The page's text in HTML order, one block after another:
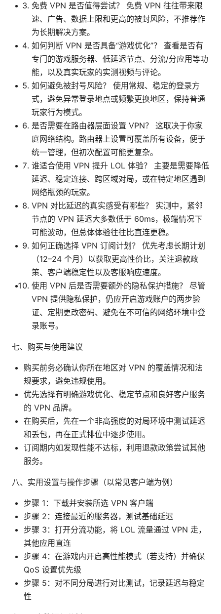
免费 VPN 是否值得尝试？ 免费 VPN 往往带来限
速、广告、数据上限和更高的被封风险，不推荐作
为长期解决方案。
如何判断 VPN 是否具备“游戏优化”？ 查看是否有
专门的游戏服务器、低延迟节点、分流/分应用等功
能，以及真实玩家的实测视频与评论。
如何避免被封号风险？ 使用常规、稳定的登录方
式，避免异常登录地点或频繁更换地区，保持普通
玩家行为模式。
是否需要在路由器层面设置 VPN？ 这取决于你家
庭网络结构。路由器上设置可覆盖所有设备，便于
统一管理，但初次配置可能更复杂。
谁适合使用 VPN 提升 LOL 体验？ 主要是需要降低
延迟、稳定连接、跨区域对局，或在特定地区遇到
网络瓶颈的玩家。
VPN 对比延迟的真实感受有哪些？ 实测中，紧邻
节点的 VPN 延迟大多数低于 60ms，极端情况下
可能波动，但总体体验往往比直连更稳。
如何正确选择 VPN 订阅计划？ 优先考虑长期计划
（12–24 个月）以获取更高性价比，关注退款政
策、客户端稳定性以及客服响应速度。
使用 VPN 后是否需要额外的隐私保护措施？ 尽管
VPN 提供隐私保护，仍应开启游戏账户的两步验
证、定期更改密码、避免在不可信的网络环境中登
录账号。
七、购买与使用建议
购买前务必确认你所在地区对 VPN 的覆盖情况和法
规要求，避免违规使用。
优先选择有明确游戏优化、稳定节点和良好客户服务
的 VPN 品牌。
在购买后，先在一个非高强度的对局环境中测试延迟
和丢包，再在正式排位中逐步使用。
订阅期内如发现性能不达标，利用退款政策尝试其他
服务。
八、实用设置与操作步骤（以常见客户端为例）
步骤 1：下载并安装所选 VPN 客户端
步骤 2：连接最近的服务器，测试基础延迟
步骤 3：打开分流功能，将 LOL 流量通过 VPN 走，
其他应用直连
步骤 4：在游戏内开启高性能模式（若支持）并确保
QoS 设置优先级
步骤 5：对不同分局进行对比测试，记录延迟与稳定
性